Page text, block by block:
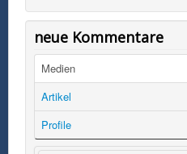
neue Kommentare
Medien
Artikel
Profile